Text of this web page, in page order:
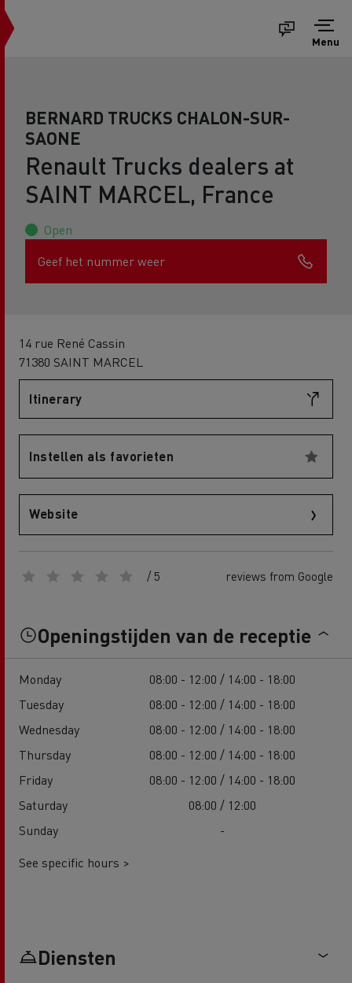
Menu
BERNARD TRUCKS CHALON-SUR-
SAONE
Renault Trucks dealers at
SAINT MARCEL, France
Open
Geef het nummer weer
14 rue René Cassin
71380 SAINT MARCEL
Itinerary
Instellen als favorieten
Website
/ 5 reviews from Google
Openingstijden van de receptie
Monday
08:00 - 12:00 / 14:00 - 18:00
Tuesday
08:00 - 12:00 / 14:00 - 18:00
Wednesday
08:00 - 12:00 / 14:00 - 18:00
Thursday
08:00 - 12:00 / 14:00 - 18:00
Friday
08:00 - 12:00 / 14:00 - 18:00
Saturday
08:00 / 12:00
Sunday
-
See specific hours >
Diensten